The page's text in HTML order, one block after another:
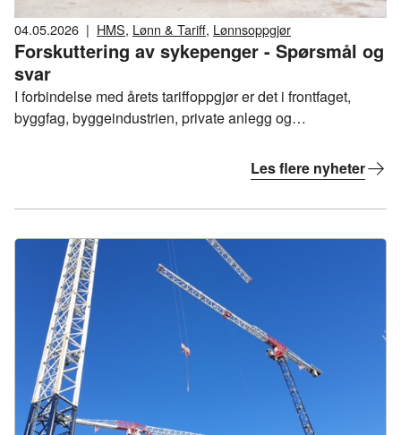
04.05.2026 | HMS, Lønn & Tariff, Lønnsoppgjør
Forskuttering av sykepenger - Spørsmål og
svar
I forbindelse med årets tariffoppgjør er det i frontfaget,
byggfag, byggeindustrien, private anlegg og
bestemmelser om forskuttering av sykepenger m.m. inn i
disse tariffavtalene fra 1. januar 2027.
Les flere nyheter